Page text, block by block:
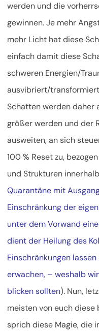
werden und die
gewinnen. Je mehr
mehr Licht hat diese
einfach damit diese
schweren Energien/
ausvibriert/
Schatten werden daher
größer werden und der
ausweiten, an sich
100 % Reset zu,
und Strukturen
Quarantäne mit
Einschränkung der
unter dem Vorwand
dient der Heilung des
Einschränkungen
erwachen, – weshalb
blicken sollten). Nun,
meisten von euch diese
sprich diese Magie, die